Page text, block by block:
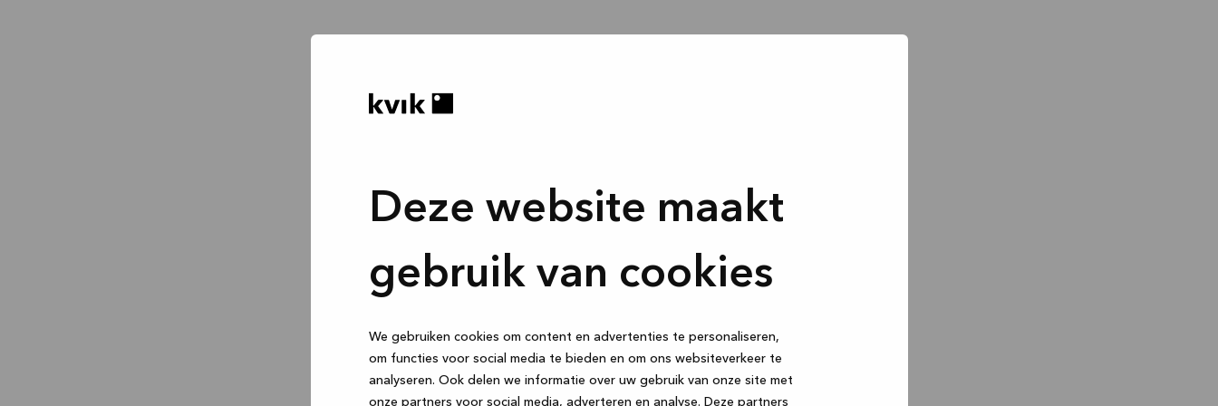
Deze website maakt
gebruik van cookies
We gebruiken cookies om content en advertenties te personaliseren,
om functies voor social media te bieden en om ons websiteverkeer te
analyseren. Ook delen we informatie over uw gebruik van onze site met
onze partners voor social media, adverteren en analyse. Deze partners